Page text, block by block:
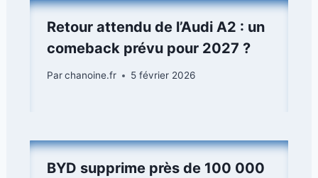
Retour attendu de l’Audi A2 : un
comeback prévu pour 2027 ?
Parchanoine.fr 5 février 2026
BYD supprime près de 100 000